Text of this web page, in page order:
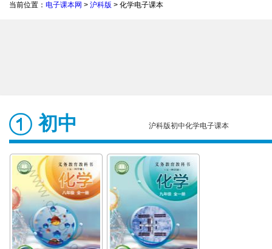
当前位置： 电子课本网 > 沪科版 > 化学电子课本
初中 沪科版初中化学电子课本